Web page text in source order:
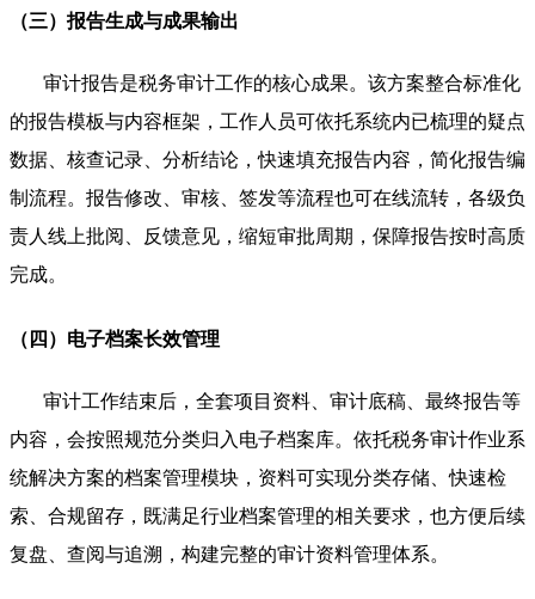
（三）报告生成与成果输出
审计报告是税务审计工作的核心成果。该方案整合标准化
的报告模板与内容框架，工作人员可依托系统内已梳理的疑点
数据、核查记录、分析结论，快速填充报告内容，简化报告编
制流程。报告修改、审核、签发等流程也可在线流转，各级负
责人线上批阅、反馈意见，缩短审批周期，保障报告按时高质
完成。
（四）电子档案长效管理
审计工作结束后，全套项目资料、审计底稿、最终报告等
内容，会按照规范分类归入电子档案库。依托税务审计作业系
统解决方案的档案管理模块，资料可实现分类存储、快速检
索、合规留存，既满足行业档案管理的相关要求，也方便后续
复盘、查阅与追溯，构建完整的审计资料管理体系。